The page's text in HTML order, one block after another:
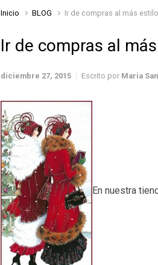
Inicio BLOG Ir de compras al más
Ir de compras al
diciembre 27, 2015 Escrito por Maria
En nuestra